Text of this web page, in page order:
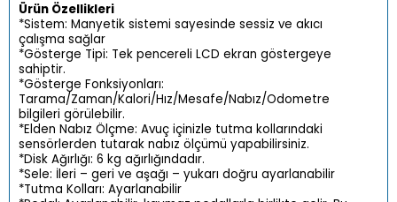
Ürün Özellikleri
*Sistem: Manyetik sistemi sayesinde sessiz ve akıcı
çalışma sağlar
*Gösterge Tipi: Tek pencereli LCD ekran göstergeye
sahiptir.
*Gösterge Fonksiyonları:
Tarama/Zaman/Kalori/Hız/Mesafe/Nabız/Odometre
bilgileri görülebilir.
*Elden Nabız Ölçme: Avuç içinizle tutma kollarındaki
sensörlerden tutarak nabız ölçümü yapabilirsiniz.
*Disk Ağırlığı: 6 kg ağırlığındadır.
*Sele: İleri – geri ve aşağı – yukarı doğru ayarlanabilir
*Tutma Kolları: Ayarlanabilir